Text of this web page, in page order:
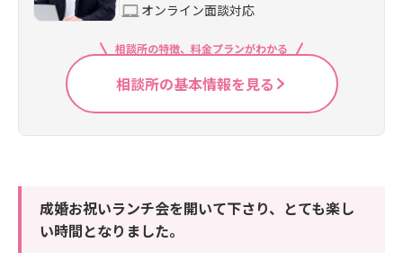
オンライン面談対応
相談所の特徴、料金プランがわかる
相談所の基本情報を見る
成婚お祝いランチ会を開いて下さり、とても楽し
い時間となりました。